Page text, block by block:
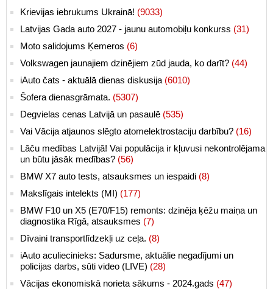
Krievijas iebrukums Ukrainā! (9033)
Latvijas Gada auto 2027 - jaunu automobiļu konkurss (31)
Moto salidojums Ķemeros (6)
Volkswagen jaunajiem dzinējiem zūd jauda, ko darīt? (44)
iAuto čats - aktuālā dienas diskusija (6010)
Šofera dienasgrāmata. (5307)
Degvielas cenas Latvijā un pasaulē (535)
Vai Vācija atjaunos slēgto atomelektrostaciju darbību? (16)
Lāču medības Latvijā! Vai populācija ir kļuvusi nekontrolējama
un būtu jāsāk medības? (56)
BMW X7 auto tests, atsauksmes un iespaidi (8)
Makslīgais intelekts (MI) (177)
BMW F10 un X5 (E70/F15) remonts: dzinēja ķēžu maiņa un
diagnostika Rīgā, atsauksmes (7)
Dīvaini transportlīdzekļi uz ceļa. (8)
iAuto aculiecinieks: Sadursme, aktuālie negadījumi un
policijas darbs, sūti video (LIVE) (28)
Vācijas ekonomiskā norieta sākums - 2024.gads (47)